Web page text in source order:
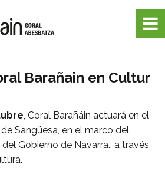
Barañain en Cultur
, Coral Barañáin actuará en el
Sangüesa, en el marco del
del Gobierno de Navarra., a través